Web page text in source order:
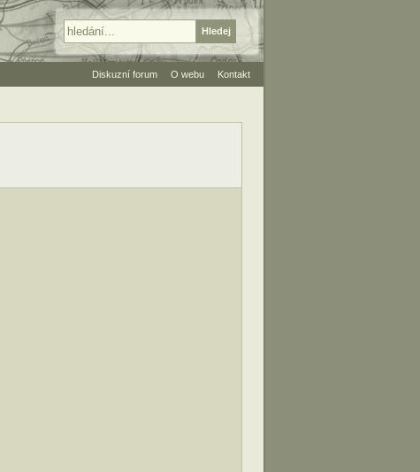
Diskuzní forum O webu Kontakt